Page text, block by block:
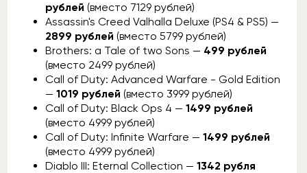
рублей (вместо 7129 рублей)
Assassin's Creed Valhalla Deluxe (PS4 & PS5) —
2899 рублей (вместо 5799 рублей)
Brothers: a Tale of two Sons — 499 рублей
(вместо 2499 рублей)
Call of Duty: Advanced Warfare - Gold Edition
— 1019 рублей (вместо 3999 рублей)
Call of Duty: Black Ops 4 — 1499 рублей
(вместо 4999 рублей)
Call of Duty: Infinite Warfare — 1499 рублей
(вместо 4999 рублей)
Diablo III: Eternal Collection — 1342 рубля